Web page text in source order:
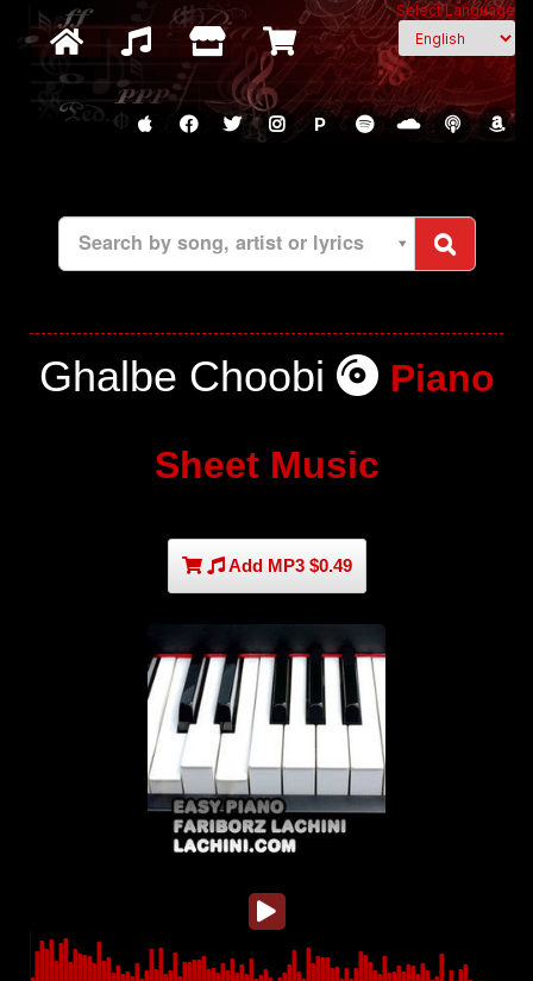
Select Language
P
Search by song, artist or lyrics
Ghalbe Choobi Piano
Sheet Music
Add MP3 $0.49